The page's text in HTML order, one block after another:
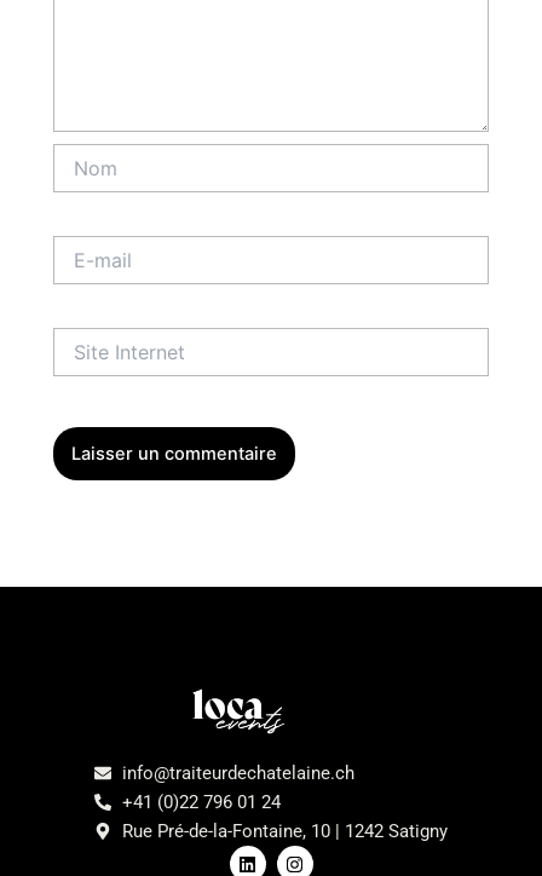
mail
Internet
info@traiteurdechatelaine.ch
+41 (0)22 796 01 24
Rue Pré-de-la-Fontaine, 10 | 1242 Satigny
L
i
I
n